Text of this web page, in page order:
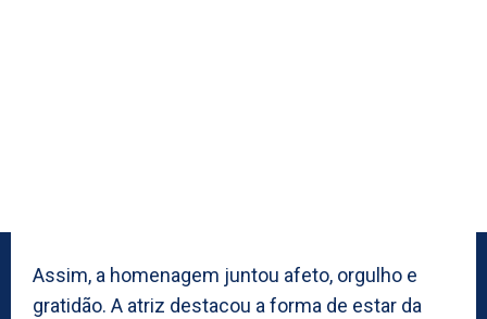
Assim, a homenagem juntou afeto, orgulho e
gratidão. A atriz destacou a forma de estar da